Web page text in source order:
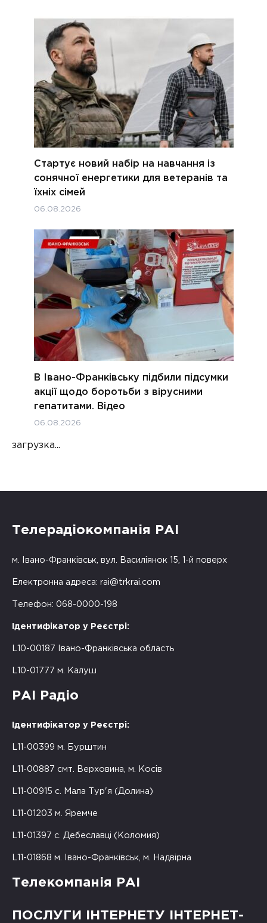
Стартує новий набір на навчання із
сонячної енергетики для ветеранів та
їхніх сімей
06.08.2026
В Івано-Франківську підбили підсумки
акції щодо боротьби з вірусними
гепатитами. Відео
06.08.2026
загрузка...
Телерадіокомпанія РАІ
м. Івано-Франківськ, вул. Василіянок 15, 1-й поверх
Електронна адреса: rai@trkrai.com
Телефон: 068-0000-198
Ідентифікатор у Реєстрі:
L10-00187 Івано-Франківська область
L10-01777 м. Калуш
РАІ Радіо
Ідентифікатор у Реєстрі:
L11-00399 м. Бурштин
L11-00887 смт. Верховина, м. Косів
L11-00915 с. Мала Тур'я (Долина)
L11-01203 м. Яремче
L11-01397 с. Дебеславці (Коломия)
L11-01868 м. Івано-Франківськ, м. Надвірна
Телекомпанія РАІ
ПОСЛУГИ ІНТЕРНЕТУ ІНТЕРНЕТ-